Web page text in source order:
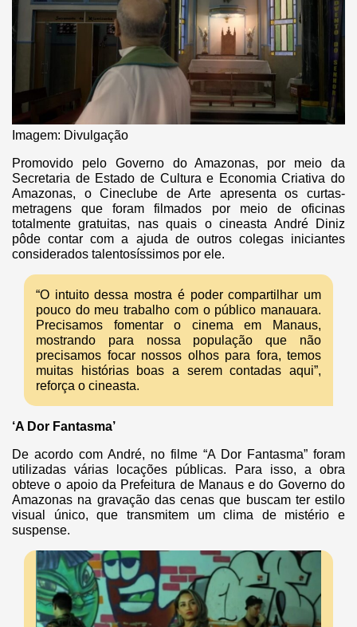
Imagem: Divulgação
Promovido pelo Governo do Amazonas, por meio da
Secretaria de Estado de Cultura e Economia Criativa do
Amazonas, o Cineclube de Arte apresenta os curtas-
metragens que foram filmados por meio de oficinas
totalmente gratuitas, nas quais o cineasta André Diniz
pôde contar com a ajuda de outros colegas iniciantes
considerados talentosíssimos por ele.
“O intuito dessa mostra é poder compartilhar um
pouco do meu trabalho com o público manauara.
Precisamos fomentar o cinema em Manaus,
mostrando para nossa população que não
precisamos focar nossos olhos para fora, temos
muitas histórias boas a serem contadas aqui”,
reforça o cineasta.
‘A Dor Fantasma’
De acordo com André, no filme “A Dor Fantasma” foram
utilizadas várias locações públicas. Para isso, a obra
obteve o apoio da Prefeitura de Manaus e do Governo do
Amazonas na gravação das cenas que buscam ter estilo
visual único, que transmitem um clima de mistério e
suspense.